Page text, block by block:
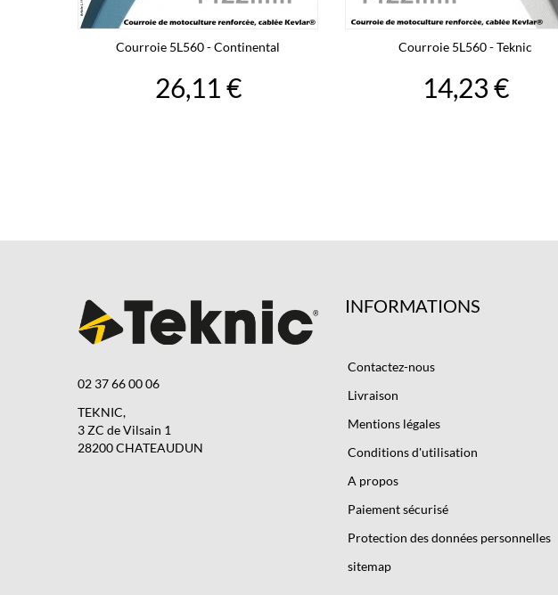
Courroie 5L560 - Continental
26,11 €
Courroie 5L560 - Teknic
14,23 €
02 37 66 00 06
TEKNIC,
3 ZC de Vilsain 1
28200 CHATEAUDUN
INFORMATIONS
Contactez-nous
Livraison
Mentions légales
Conditions d'utilisation
A propos
Paiement sécurisé
Protection des données personnelles
sitemap